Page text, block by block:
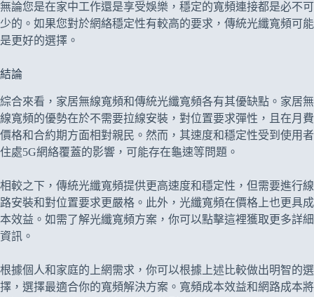
無論您是在家中工作還是享受娛樂，穩定的寬頻連接都是必不可
少的。如果您對於網絡穩定性有較高的要求，傳統光纖寬頻可能
是更好的選擇。
結論
綜合來看，家居無線寬頻和傳統光纖寬頻各有其優缺點。家居無
線寬頻的優勢在於不需要拉線安裝，對位置要求彈性，且在月費
價格和合約期方面相對親民。然而，其速度和穩定性受到使用者
住處5G網絡覆蓋的影響，可能存在龜速等問題。
相較之下，傳統光纖寬頻提供更高速度和穩定性，但需要進行線
路安裝和對位置要求更嚴格。此外，光纖寬頻在價格上也更具成
本效益。如需了解光纖寬頻方案，你可以點擊這裡獲取更多詳細
資訊。
根據個人和家庭的上網需求，你可以根據上述比較做出明智的選
擇，選擇最適合你的寬頻解決方案。寬頻成本效益和網路成本將